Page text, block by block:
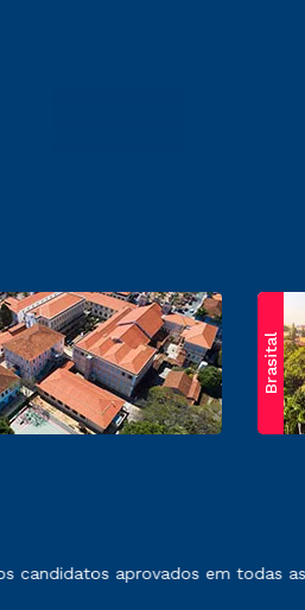
Brasital
de prestação de serviços.
candidatos aprovados em todas